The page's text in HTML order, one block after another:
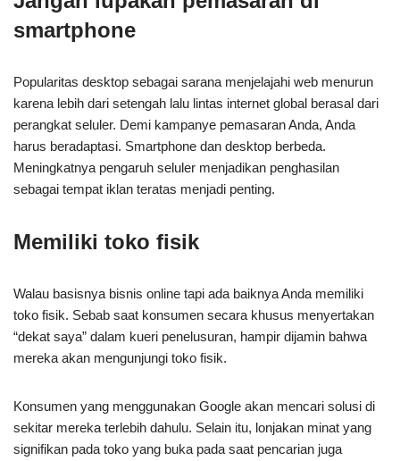
smartphone
Popularitas desktop sebagai sarana menjelajahi web menurun
karena lebih dari setengah lalu lintas internet global berasal dari
perangkat seluler. Demi kampanye pemasaran Anda, Anda
harus beradaptasi. Smartphone dan desktop berbeda.
Meningkatnya pengaruh seluler menjadikan penghasilan
sebagai tempat iklan teratas menjadi penting.
Memiliki toko fisik
Walau basisnya bisnis online tapi ada baiknya Anda memiliki
toko fisik. Sebab saat konsumen secara khusus menyertakan
“dekat saya” dalam kueri penelusuran, hampir dijamin bahwa
mereka akan mengunjungi toko fisik.
Konsumen yang menggunakan Google akan mencari solusi di
sekitar mereka terlebih dahulu. Selain itu, lonjakan minat yang
signifikan pada toko yang buka pada saat pencarian juga